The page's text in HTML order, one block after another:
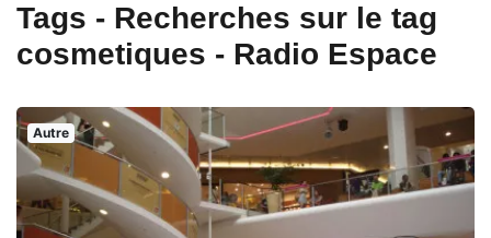
Tags - Recherches sur le tag
cosmetiques - Radio Espace
Autre